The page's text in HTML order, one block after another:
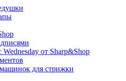
от Sharp&Shop
для стрижки